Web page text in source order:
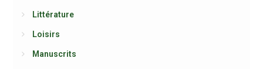
Littérature
Loisirs
Manuscrits